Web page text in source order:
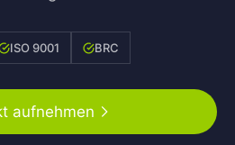
ISO 9001 BRC
aufnehmen